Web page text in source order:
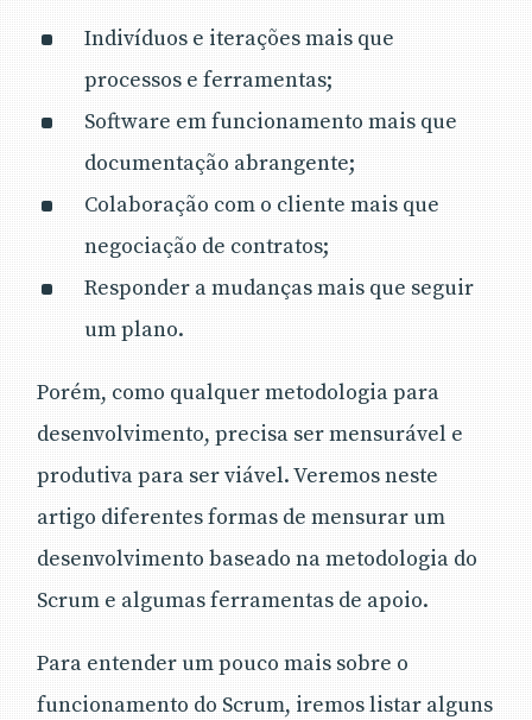
Scrum poderá ser útil no sentido de resolver ou
Uma visão prática e ferramentas de apoio ao
uso do Scrum:
O Scrum refere-se a um conjunto de boas
como finalidade auxiliar o gerenciamento de
projetos e, como foco principal, a entrega de
um produto ou parte dele sempre com o maior
valor possível para o cliente. O Scrum faz uso
de sprints, backlog, tem papéis bem definidos
permitem a extração de informações muito
importantes para o acompanhamento dos
Indivíduos e iterações mais que
processos e ferramentas;
Software em funcionamento mais que
documentação abrangente;
Colaboração com o cliente mais que
negociação de contratos;
Responder a mudanças mais que seguir
um plano.
Porém, como qualquer metodologia para
desenvolvimento, precisa ser mensurável e
produtiva para ser viável. Veremos neste
artigo diferentes formas de mensurar um
desenvolvimento baseado na metodologia do
Scrum e algumas ferramentas de apoio.
Para entender um pouco mais sobre o
funcionamento do Scrum, iremos listar alguns